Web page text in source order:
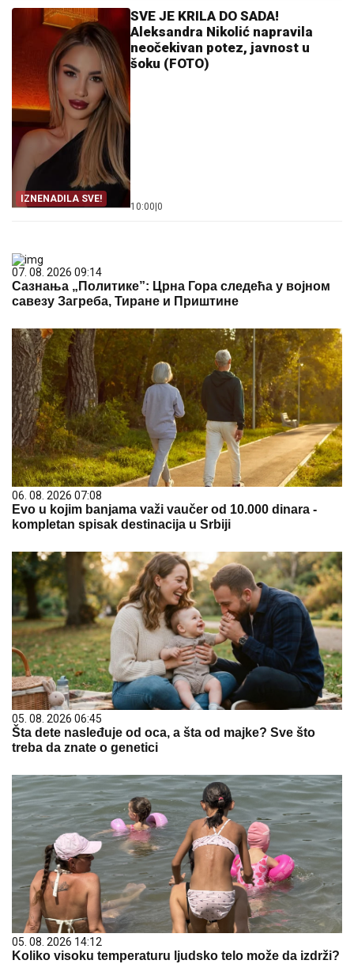
IZNENADILA SVE!
SVE JE KRILA DO SADA!
Aleksandra Nikolić napravila
neočekivan potez, javnost u
šoku (FOTO)
10:00 0
07. 08. 2026 09:14
Сазнања „Политике”: Црна Гора следећа у војном
савезу Загреба, Тиране и Приштине
06. 08. 2026 07:08
Evo u kojim banjama važi vaučer od 10.000 dinara -
kompletan spisak destinacija u Srbiji
05. 08. 2026 06:45
Šta dete nasleđuje od oca, a šta od majke? Sve što
treba da znate o genetici
05. 08. 2026 14:12
Koliko visoku temperaturu ljudsko telo može da izdrži?